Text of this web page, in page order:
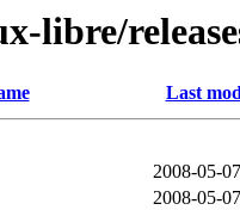
libre/
Last
2008-05-
2008-05-